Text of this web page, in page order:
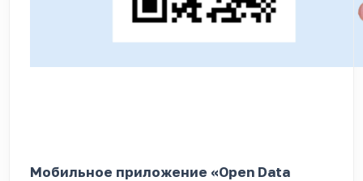
Мобильное приложение «Ореn Data